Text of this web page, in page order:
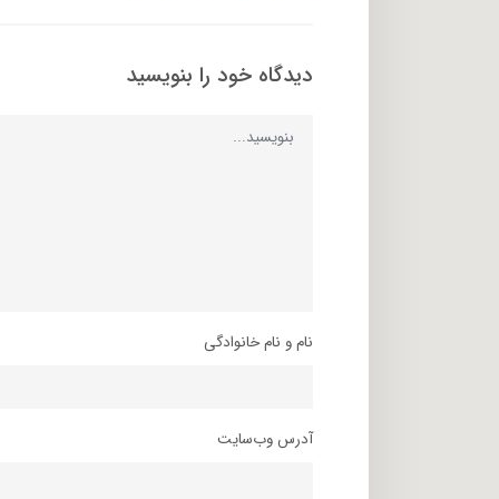
دیدگاه خود را بنویسید
نام و نام خانوادگی
آدرس وب‌سایت